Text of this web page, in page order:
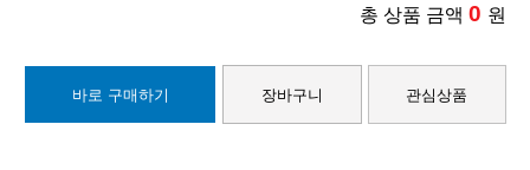
총 상품 금액 0 원
바로 구매하기 장바구니 관심상품